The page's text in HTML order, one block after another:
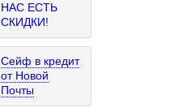
НАС ЕСТЬ
СКИДКИ!
Сейф в кредит
от Новой
Почты